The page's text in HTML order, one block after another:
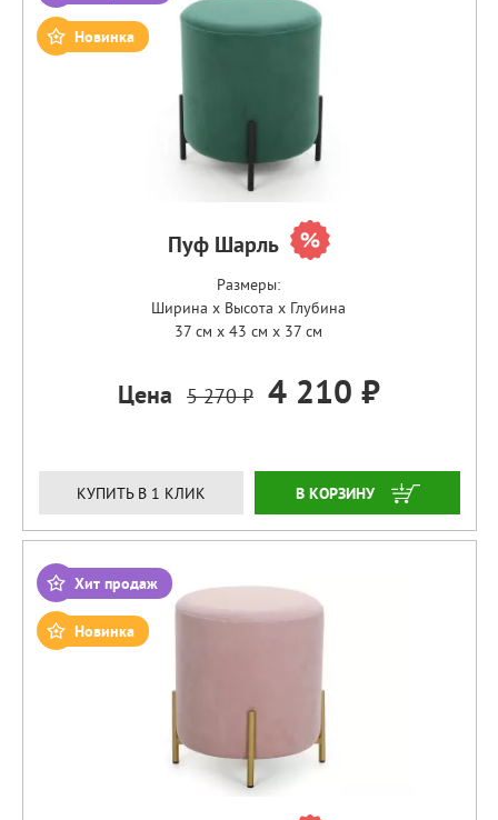
Новинка
Пуф Шарль
Размеры:
Ширина x Высота x Глубина
37 см x 43 см x 37 см
Цена 5 270 ₽ 4 210 ₽
КУПИТЬ В 1 КЛИК ЗАКАЗАТЬ
Хит продаж
Новинка